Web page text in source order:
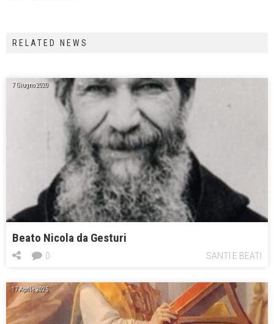
RELATED NEWS
7 Giugno 2020
Beato Nicola da Gesturi
SANTI E BEATI
0
17 Aprile 2025